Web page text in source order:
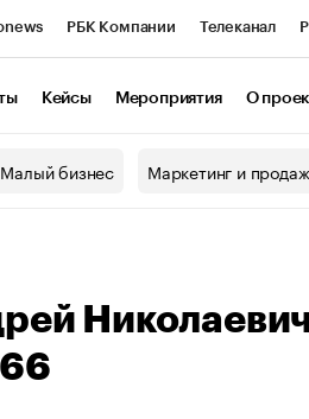
РБК Компании Телеканал
Кейсы Мероприятия О
Малый бизнес Маркетинг и